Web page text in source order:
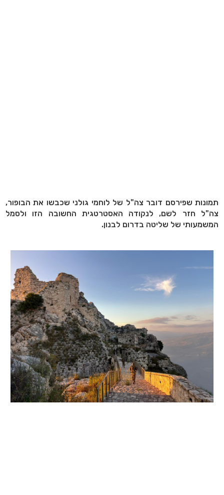
תמונות שפירסם דובר צה"ל של לוחמי גולני שכבשו את הבופור,
צה"ל חזר לשם, לנקודה האסטרטגית החשובה הזו ולסמל
המשמעותי של שליטה בדרום לבנון.